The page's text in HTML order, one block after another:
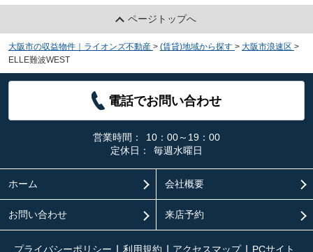
ページトップへ
大阪市の収益物件｜ライオンズ不動産 > (賃貸)地域から探す > 大阪市浪速区 >
ELLE難波WEST
電話でお問い合わせ
営業時間：
10：00～19：00
定休日：
毎週水曜日
ホーム 会社概要
お問い合わせ 来店予約
プライバシーポリシー 利用規約 アクセスマップ PCサイト